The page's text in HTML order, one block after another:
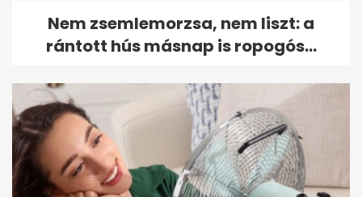
Nem zsemlemorzsa, nem liszt: a
rántott hús másnap is ropogós...